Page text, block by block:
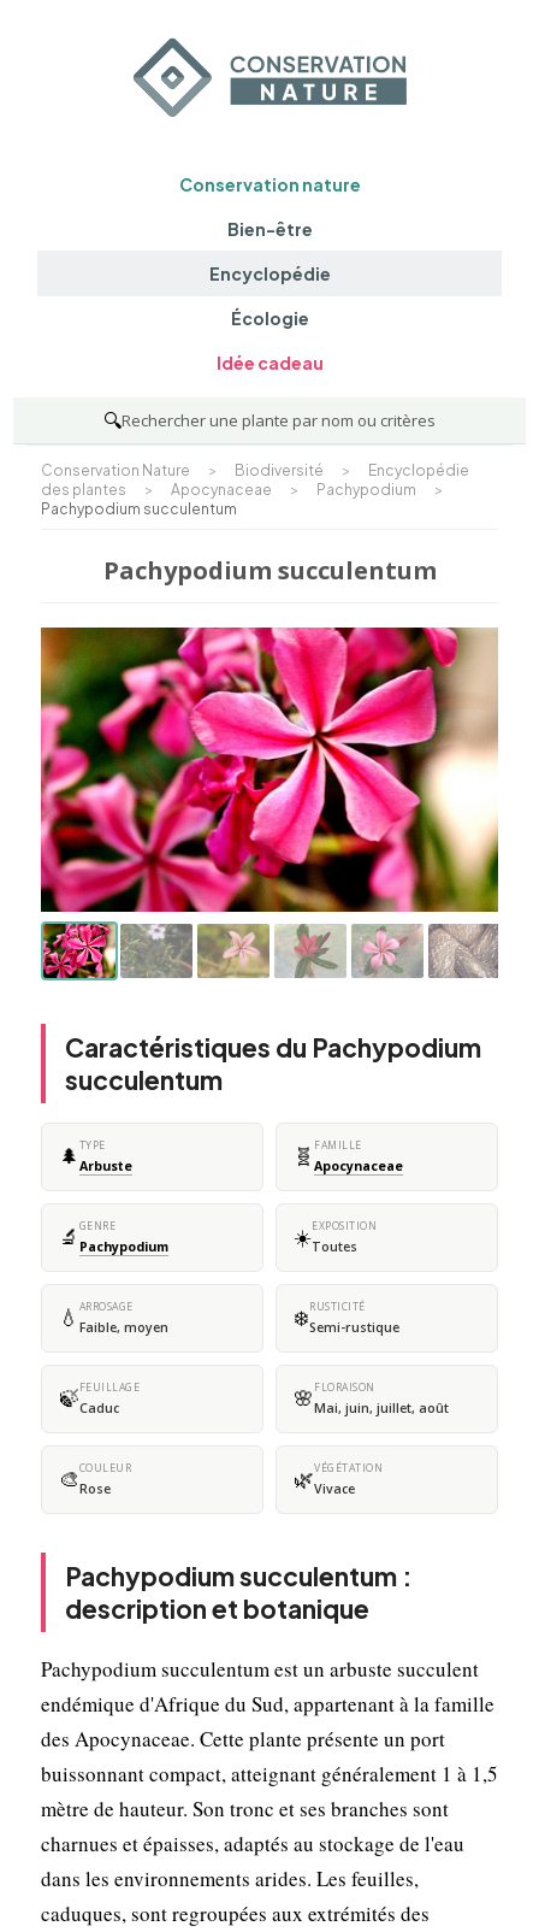
Conservation nature
Bien-être
Encyclopédie
Écologie
Idée cadeau
🔍Rechercher une plante par nom ou critères
Conservation Nature > Biodiversité >
Encyclopédie
des plantes
> Apocynaceae > Pachypodium
>
Pachypodium succulentum
Pachypodium succulentum
Caractéristiques du Pachypodium
succulentum
🌲 TYPE
Arbuste 🧬 FAMILLE
Apocynaceae
🔬 GENRE
Pachypodium ☀️EXPOSITION
Toutes
💧 ARROSAGE
Faible, moyen ❄️RUSTICITÉ
Semi-rustique
🍃FEUILLAGE
Caduc 🌸 FLORAISON
Mai, juin, juillet, août
🎨COULEUR
Rose 🌿VÉGÉTATION
Vivace
Pachypodium succulentum :
description et botanique
Pachypodium succulentum est un arbuste succulent
endémique d'Afrique du Sud, appartenant à la famille
des Apocynaceae. Cette plante présente un port
buissonnant compact, atteignant généralement 1 à 1,5
mètre de hauteur. Son tronc et ses branches sont
charnues et épaisses, adaptés au stockage de l'eau
dans les environnements arides. Les feuilles,
caduques, sont regroupées aux extrémités des